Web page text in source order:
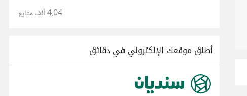
4.04 ألف متابع
أطلق موقعك الإلكتروني في دقائق